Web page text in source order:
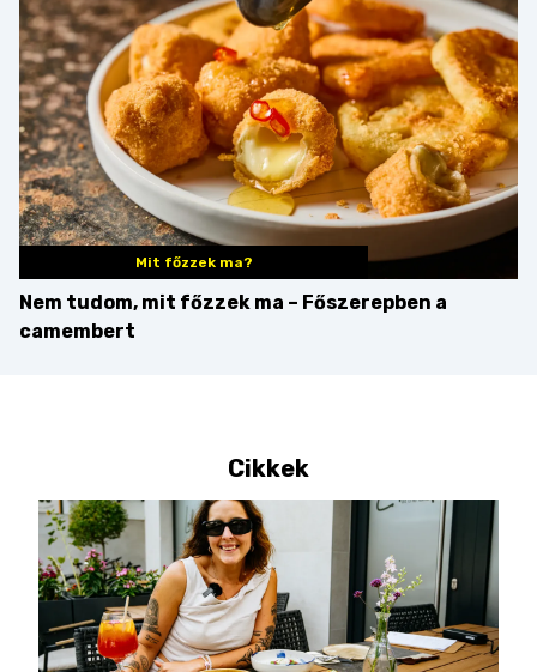
győzteseket
Mit főzzek ma?
Nem tudom, mit főzzek ma – Főszerepben a
camembert
Cikkek